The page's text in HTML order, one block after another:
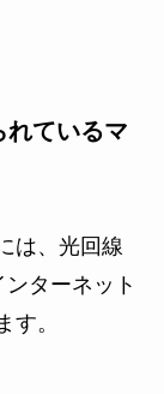
れているマ
は、光回線
ターネット
す。